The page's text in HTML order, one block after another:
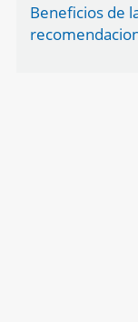
Beneficios de